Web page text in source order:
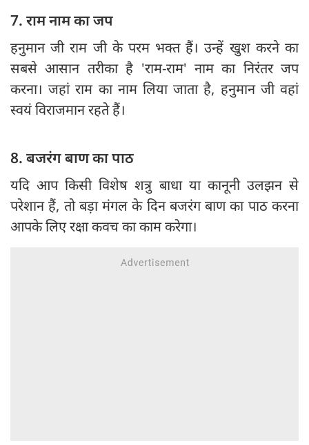
7. राम नाम का जप
हनुमान जी राम जी के परम भक्त हैं। उन्हें खुश करने का
सबसे आसान तरीका है 'राम-राम' नाम का निरंतर जप
करना। जहां राम का नाम लिया जाता है, हनुमान जी वहां
स्वयं विराजमान रहते हैं।
8. बजरंग बाण का पाठ
यदि आप किसी विशेष शत्रु बाधा या कानूनी उलझन से
परेशान हैं, तो बड़ा मंगल के दिन बजरंग बाण का पाठ करना
आपके लिए रक्षा कवच का काम करेगा।